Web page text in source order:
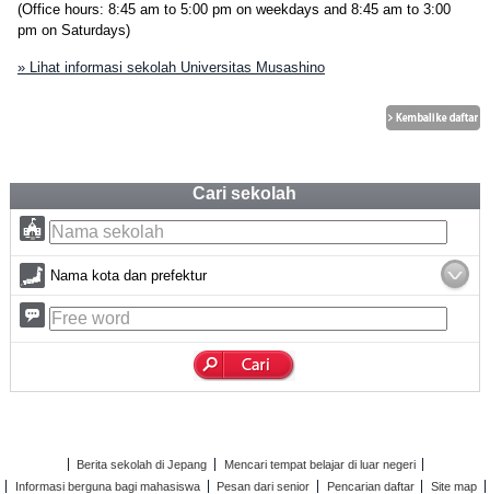
(Office hours: 8:45 am to 5:00 pm on weekdays and 8:45 am to 3:00
pm on Saturdays)
» Lihat informasi sekolah Universitas Musashino
Cari sekolah
Nama kota dan prefektur
Berita sekolah di Jepang
Mencari tempat belajar di luar negeri
Informasi berguna bagi mahasiswa
Pesan dari senior Pencarian daftar
Site map